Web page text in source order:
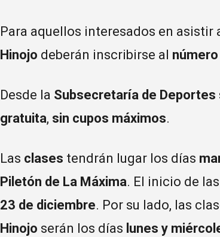
Para aquellos interesados en asistir
Hinojo deberán inscribirse al
Desde la Subsecretaría de Deportes
gratuita, sin cupos máximos.
Las clases tendrán lugar los días
Piletón de La Máxima. El inicio de
23 de diciembre. Por su lado, las
Hinojo serán los días lunes y